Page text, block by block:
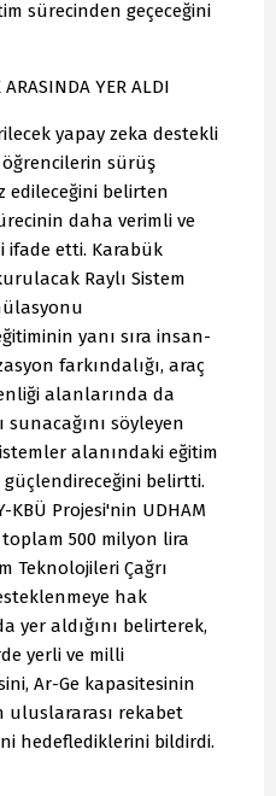
sürecinden geçeceğini
ARASINDA YER ALDI
yapay zeka destekli
sürüş
edileceğini belirten
daha verimli ve
ifade etti. Karabük
Raylı Sistem
yanı sıra insan-
farkındalığı, araç
alanlarında da
söyleyen
alanındaki eğitim
belirtti.
KBÜ Projesi'nin UDHAM
500 milyon lira
Teknolojileri Çağrı
hak
yer aldığını belirterek,
yerli ve milli
Ar-Ge kapasitesinin
uluslararası rekabet
hedeflediklerini bildirdi.